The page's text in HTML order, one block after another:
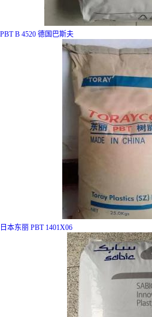
PBT B 4520 德国巴斯夫
日本东丽 PBT 1401X06